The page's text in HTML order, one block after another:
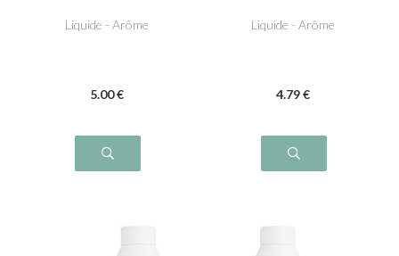
Liquide - Arôme
5.00 €
Liquide - Arôme
4.79 €